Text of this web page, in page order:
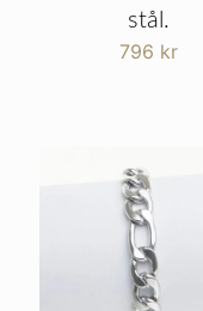
stål.
796 kr